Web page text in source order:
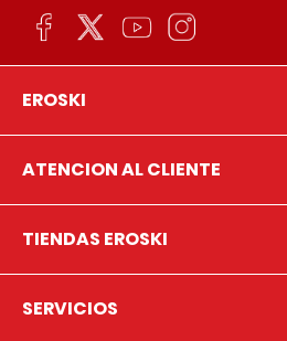
EROSKI
ATENCION AL CLIENTE
TIENDAS EROSKI
SERVICIOS